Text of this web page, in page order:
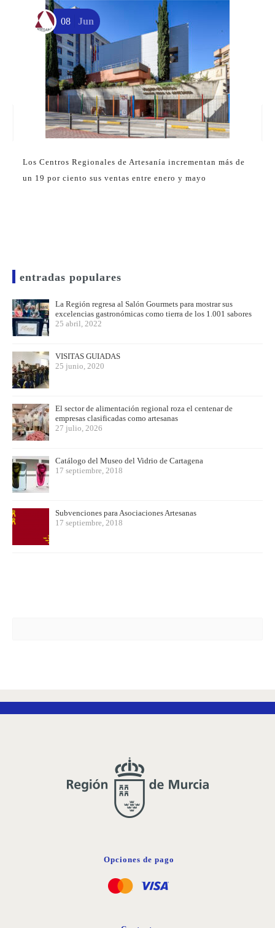
Los Centros Regionales de Artesanía incrementan más de
un 19 por ciento sus ventas entre enero y mayo
08 Jun
entradas populares
La Región regresa al Salón Gourmets para mostrar sus
excelencias gastronómicas como tierra de los 1.001 sabores
25 abril, 2022
VISITAS GUIADAS
25 junio, 2020
El sector de alimentación regional roza el centenar de
empresas clasificadas como artesanas
27 julio, 2026
Catálogo del Museo del Vidrio de Cartagena
17 septiembre, 2018
Subvenciones para Asociaciones Artesanas
17 septiembre, 2018
Opciones de pago